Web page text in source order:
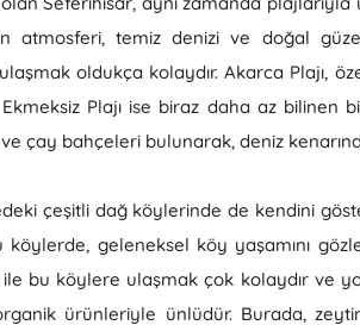
atmosferi, temiz denizi ve doğal
oldukça kolaydır. Akarca Plajı,
Plajı ise biraz daha az bilinen
çay bahçeleri bulunarak, deniz
çeşitli dağ köylerinde de kendini
köylerde, geleneksel köy yaşamını
bu köylere ulaşmak çok kolaydır ve
ürünleriyle ünlüdür. Burada,